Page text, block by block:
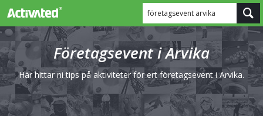
företagsevent arvika
Företagsevent i Arvika
Här hittar ni tips på aktiviteter för ert företagsevent i Arvika.